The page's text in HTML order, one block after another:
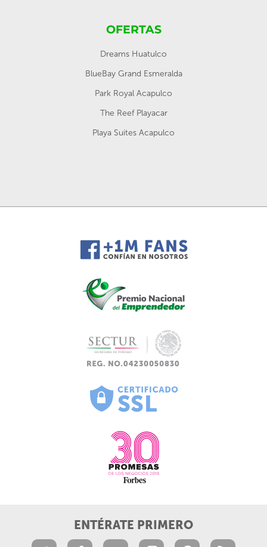
OFERTAS
Dreams Huatulco
BlueBay Grand Esmeralda
Park Royal Acapulco
The Reef Playacar
Playa Suites Acapulco
ENTÉRATE PRIMERO